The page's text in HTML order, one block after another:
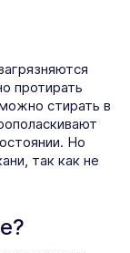
протирать
стирать в
Но
так как не